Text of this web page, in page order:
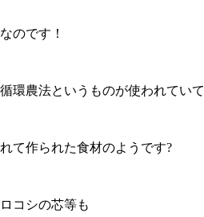
のです！
環農法というものが使われていて
て作られた食材のようです?
コシの芯等も